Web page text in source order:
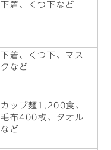
下着、くつ下など
下着、くつ下、マス
クなど
カップ麺1,200食、
毛布400枚、タオル
など